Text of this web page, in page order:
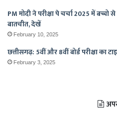
PM मोदी ने परीक्षा पे चर्चा 2025 में बच्चो
बातचीत, देखें
February 10, 2025
छत्तीसगढ़: 5वीं और 8वीं बोर्ड परीक्षा का
February 3, 2025